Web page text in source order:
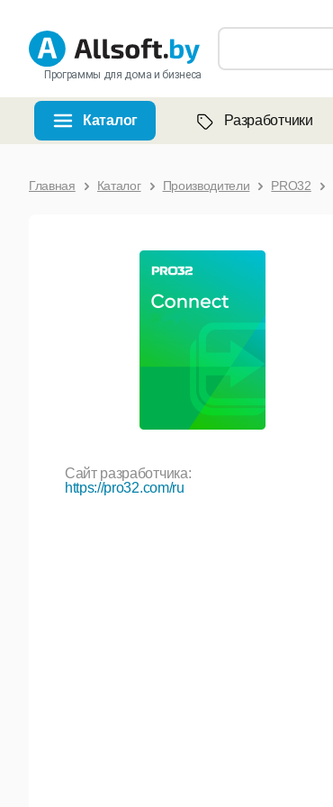
Программы для дома и бизнеса
Каталог Разработчики
Главная Каталог Производители PRO32
Сайт разработчика:
https://pro32.com/ru